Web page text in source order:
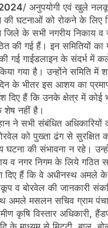
2024/ अनुपयोगी एवं खुले
की घटनाओं को रोकने के लिए
जिले के सभी नगरीय निकाय
की गई हैं। इन समितियों का
की गई गाईडलाइन के संदर्भ में
गया है। उन्होंने समिति में
के भीतर इस आशय का
दिए हैं कि उनके क्षेत्र में कोई
शेष नहीं है।
ने सभी संबंधित अधिकारियों
को पुख्ता ढंग से सुरक्षित
घटना की संभावना न रहे।
व नगर निगम के लिये गठित
दिए हैं कि वे अधीनस्थ अमले
व बोरवेल की जानकारी
अमले मसलन सचिव ग्राम
कृषि विस्तार अधिकारी,